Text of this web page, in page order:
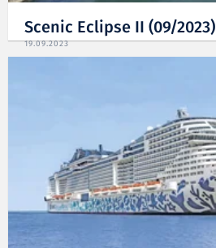
Scenic Eclipse II (09/2023)
19.09.2023